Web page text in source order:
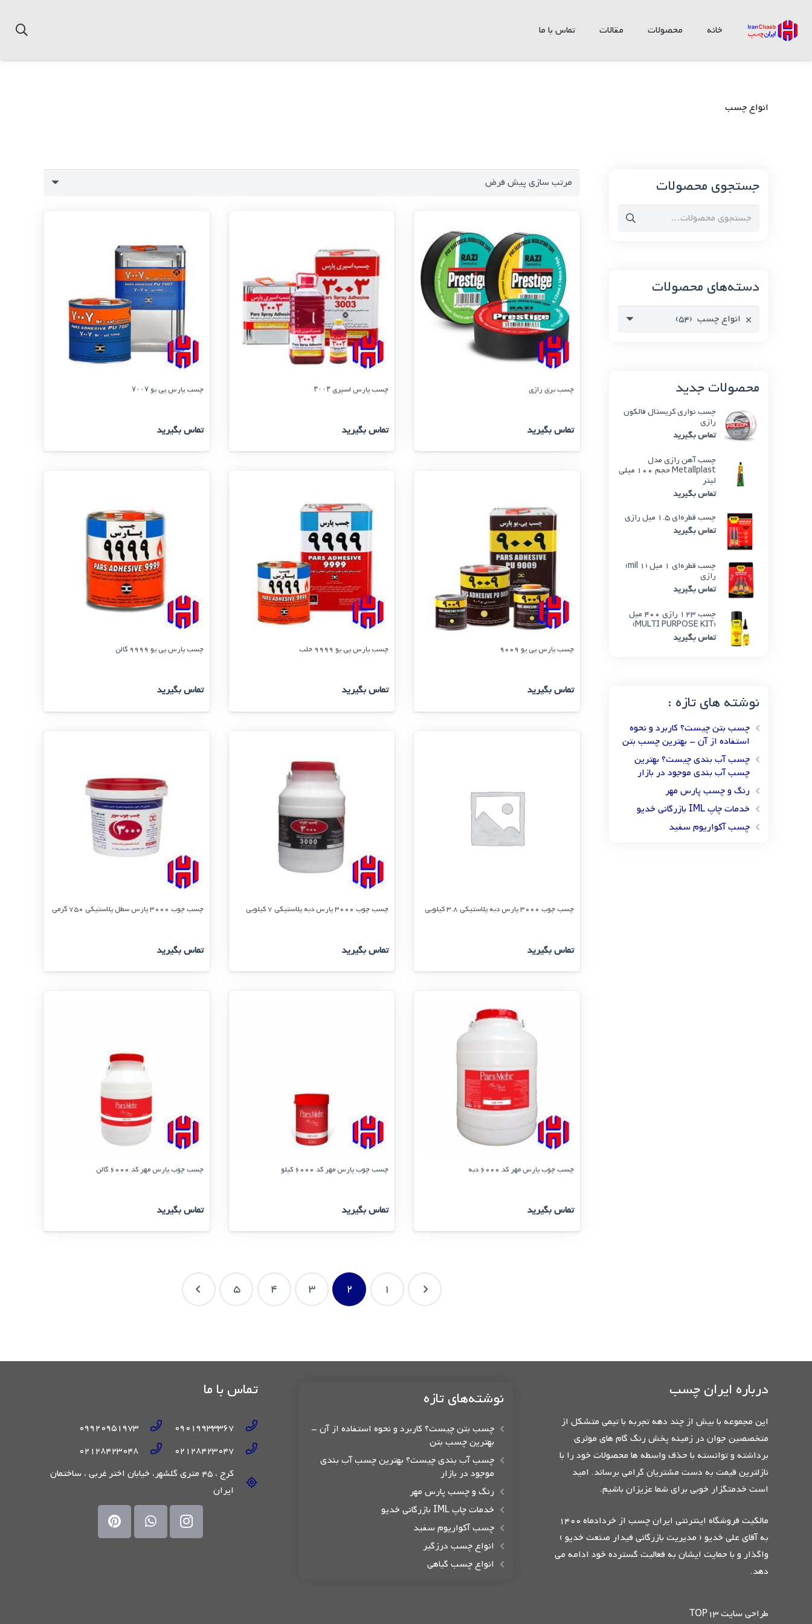
خانه محصولات مقالات تماس با ما
انواع چسب
جستجوی محصولات
جستجو
دسته‌های محصولات
× انواع چسب (54)
محصولات جدید
چسب نواری کریستال فالکون
رازی
تماس بگیرید
چسب آهن رازی مدل
Metallplast حجم 100 میلی
لیتر
تماس بگیرید
چسب قطره‌ای 1.5 میل رازی
تماس بگیرید
چسب قطره‌ای 1 میل (1 mil)
رازی
تماس بگیرید
چسب 123 رازی 400 میل
(MULTI PURPOSE KIT)
تماس بگیرید
نوشته های تازه :
چسب بتن چیست؟ کاربرد و نحوه
استفاده از آن – بهترین چسب بتن
چسب آب بندی چیست؟ بهترین
چسب آب بندی موجود در بازار
رنگ و چسب پارس مهر
خدمات چاپ IML بازرگانی خدیو
چسب آکواریوم سفید
چسب برق رازی
تماس بگیرید
چسب پارس اسپری ۳۰۰۳
تماس بگیرید
چسب پارس پی یو ۷۰۰۷
تماس بگیرید
چسب پارس پی یو 9009
تماس بگیرید
چسب پارس پی یو 9999 حلب
تماس بگیرید
چسب پارس پی یو 9999 گالن
تماس بگیرید
چسب چوب 3000 پارس دبه پلاستیكی 3.8 كیلویی
تماس بگیرید
چسب چوب 3000 پارس دبه پلاستیكی 7 كیلویی
تماس بگیرید
چسب چوب 3000 پارس سطل پلاستیكی 750 گرمی
تماس بگیرید
چسب چوب پارس مهر کد 6000 دبه
تماس بگیرید
چسب چوب پارس مهر کد 6000 کیلو
تماس بگیرید
چسب چوب پارس مهر کد 6000 گالن
تماس بگیرید
1
2
3
4
5
درباره ایران چسب
این مجموعه با بیش از چند دهه تجربه با تیمی متشکل از
متخصصین جوان در زمینه پخش رنگ گام های موثری
برداشته و توانسته با حذف واسطه ها محصولات خود را با
نازلترین قیمت به دست مشتریان گرامی برساند. امید
است خدمتگزار خوبی برای شما عزیزان باشیم.
مالکیت فروشگاه اینترنتی ایران چسب از خردادماه 1400
به آقای علی خدیو ( مدیریت بازرگانی فیدار صنعت خدیو )
واگذار و با حمایت ایشان به فعالیت گسترده خود ادامه می
دهد.
نوشته‌های تازه
چسب بتن چیست؟ کاربرد و نحوه استفاده از آن –
بهترین چسب بتن
چسب آب بندی چیست؟ بهترین چسب آب بندی
موجود در بازار
رنگ و چسب پارس مهر
خدمات چاپ IML بازرگانی خدیو
چسب آکواریوم سفید
انواع چسب درزگیر
انواع چسب گیاهی
تماس با ما
09019933367
09920951973
02128423047
02128423048
کرج ، 45 متری گلشهر، خیابان اختر غربی ، ساختمان
ایران
طراحی سایت TOP13